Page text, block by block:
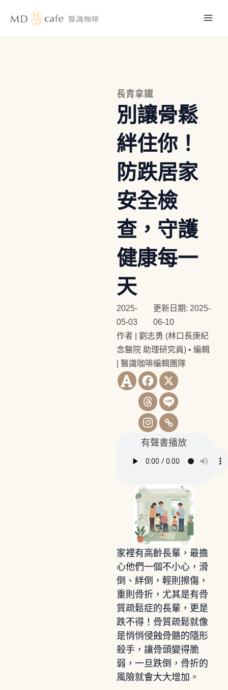
長青拿鐵
別讓骨鬆
絆住你！
防跌居家
安全檢
查，守護
健康每一
天
2025-
05-03
更新日期: 2025-
06-10
作者 | 劉志勇 (林口長庚紀
念醫院 助理研究員)• 編輯
| 醫識咖啡編輯團隊
有聲書播放
家裡有高齡長輩，最擔
心他們一個不小心，滑
倒、絆倒，輕則擦傷，
重則骨折，尤其是有骨
質疏鬆症的長輩，更是
跌不得！骨質疏鬆就像
是悄悄侵蝕骨骼的隱形
殺手，讓骨頭變得脆
弱，一旦跌倒，骨折的
風險就會大大增加。